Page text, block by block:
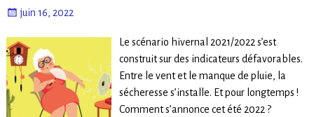
juin 16, 2022
Le scénario hivernal 2021/2022 s’est
construit sur des indicateurs défavorables.
Entre le vent et le manque de pluie, la
sécheresse s’installe. Et pour longtemps !
Comment s’annonce cet été 2022 ?